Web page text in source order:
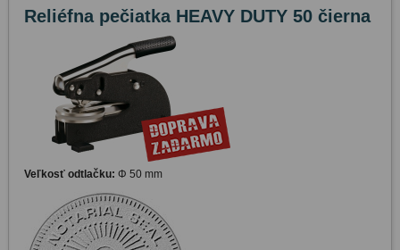
Reliéfna pečiatka HEAVY DUTY 50 čierna
Veľkosť odtlačku: Φ 50 mm